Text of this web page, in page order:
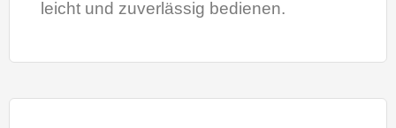
leicht und zuverlässig bedienen.